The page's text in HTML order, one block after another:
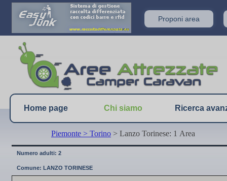
Home page Chi siamo Ricerca
Numero adulti: 2
Comune: LANZO TORINESE
Piemonte > Torino > Lanzo Torinese: 1 Area
Proponi area